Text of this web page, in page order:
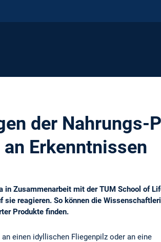
der
Erkenntnissen
in Zusammenarbeit mit der TUM School of
sie reagieren. So können die
Produkte finden.
einen idyllischen Fliegenpilz oder an eine